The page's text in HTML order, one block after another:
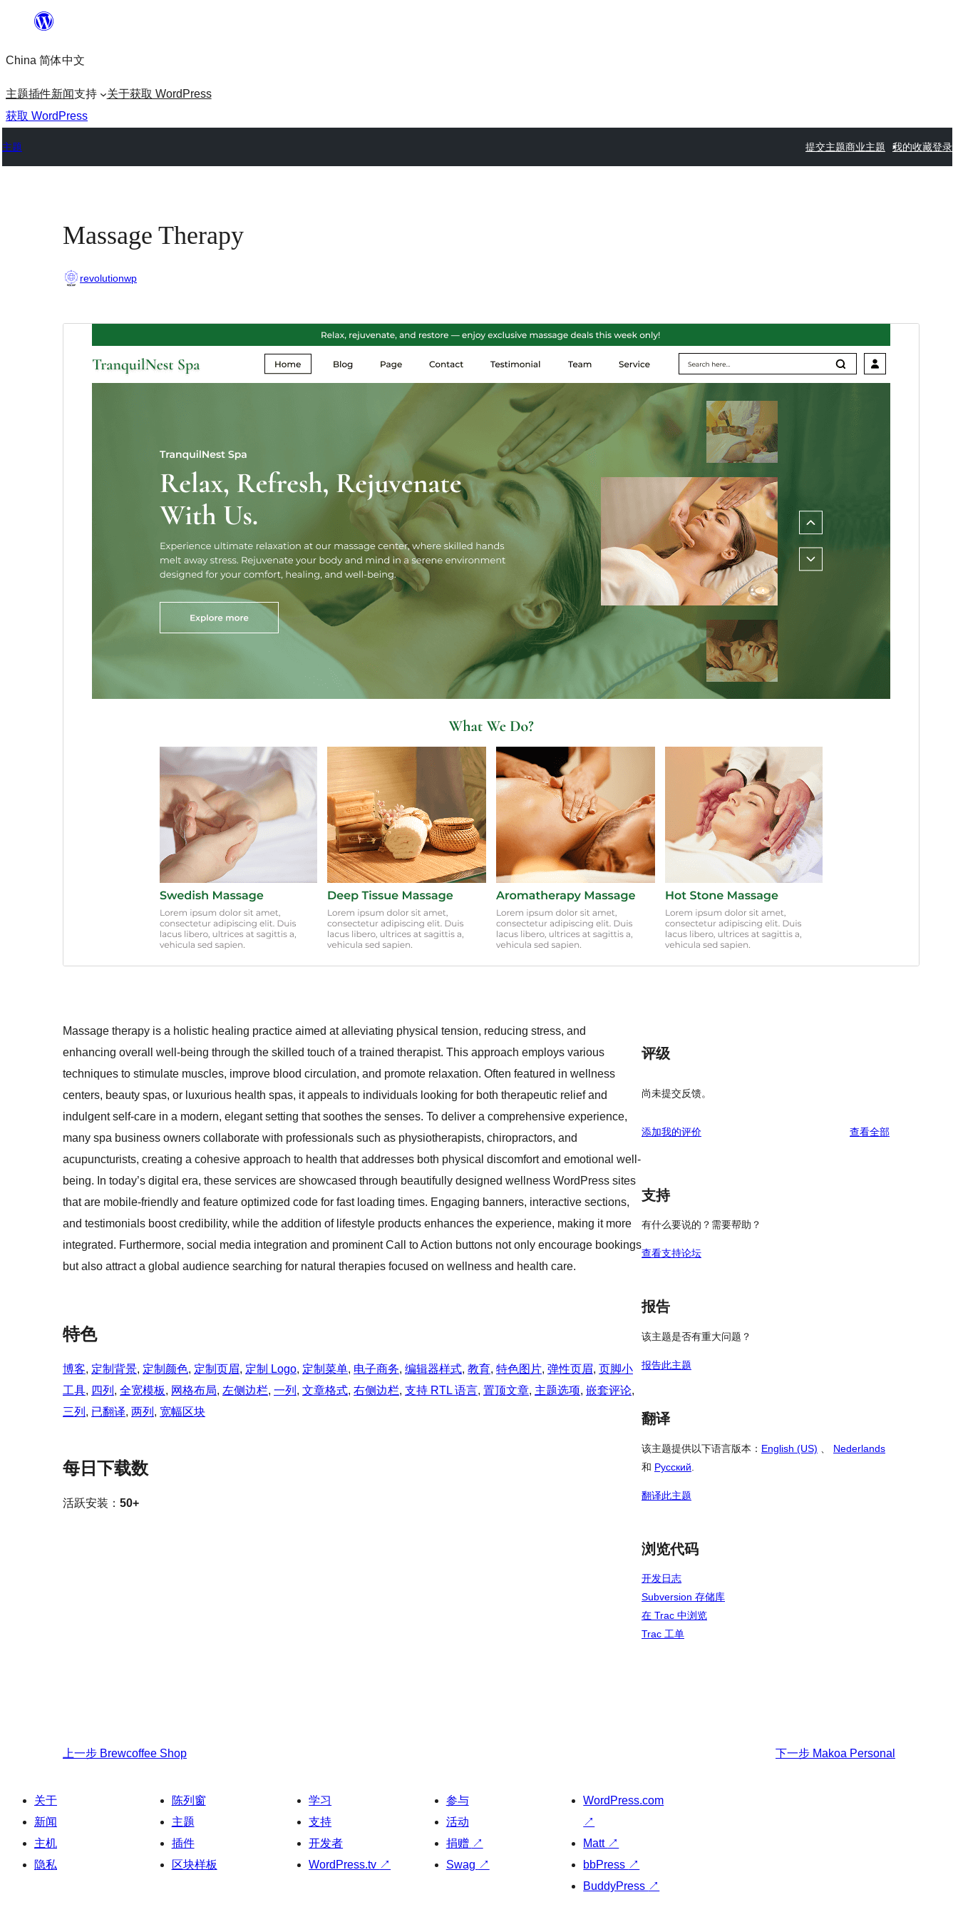
内
容
China 简体中文
主题插件新闻支持 关于获取 WordPress
获取 WordPress
主题 提交主题商业主题 我的收藏登录
Massage Therapy
revolutionwp
商业主题
此主题免费，但提供额外的付费商业升级或支持服务。
下载
Massage Wellness Retreat
活跃安装
WordPress 版本
PHP 版本
主题主页
Massage therapy is a holistic healing practice aimed at alleviating physical tension, reducing stress, and
enhancing overall well-being through the skilled touch of a trained therapist. This approach employs various
techniques to stimulate muscles, improve blood circulation, and promote relaxation. Often featured in wellness
centers, beauty spas, or luxurious health spas, it appeals to individuals looking for both therapeutic relief and
indulgent self-care in a modern, elegant setting that soothes the senses. To deliver a comprehensive experience,
many spa business owners collaborate with professionals such as physiotherapists, chiropractors, and
acupuncturists, creating a cohesive approach to health that addresses both physical discomfort and emotional well-
being. In today’s digital era, these services are showcased through beautifully designed wellness WordPress sites
that are mobile-friendly and feature optimized code for fast loading times. Engaging banners, interactive sections,
and testimonials boost credibility, while the addition of lifestyle products enhances the experience, making it more
integrated. Furthermore, social media integration and prominent Call to Action buttons not only encourage bookings
but also attract a global audience searching for natural therapies focused on wellness and health care.
特色
博客, 定制背景, 定制颜色, 定制页眉, 定制 Logo, 定制菜单, 电子商务, 编辑器样式, 教育, 特色图片, 弹性页眉, 页脚小
工具, 四列 , 全宽模板, 网格布局, 左侧边栏, 一列 , 文章格式, 右侧边栏, 支持 RTL 语言, 置顶文章, 主题选项, 嵌套评论
三列 , 已翻译, 两列 , 宽幅区块
每日下载数
活跃安装： 50+
评级
尚未提交反馈。
添加我的评价 查看全部评
支持
有什么要说的？需要帮助？
查看支持论坛
报告
该主题是否有重大问题？
报告此主题
翻译
该主题提供以下语言版本： English (US)
Nederlands
和 Русский
翻译此主题
浏览代码
开发日志
Subversion 存储库
在 Trac 中浏览
Trac 工单
上一步 Brewcoffee Shop 下一步 Makoa Personal
关于
新闻
主机
隐私
陈列窗
主题
插件
区块样板
学习
支持
开发者
WordPress.tv ↗
参与
活动
捐赠 ↗
Swag ↗
WordPress.com
↗
Matt ↗
bbPress ↗
BuddyPress ↗